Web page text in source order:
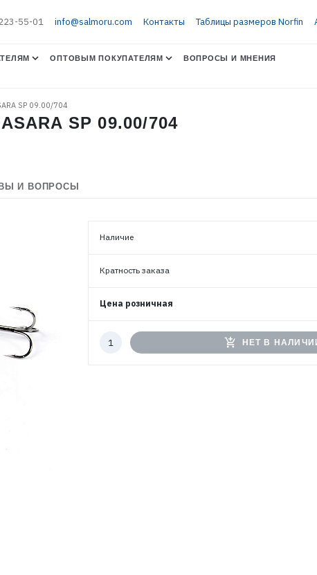
55-01 info@salmoru.com Контакты Таблицы размеров Norfin
ОПТОВЫМ ПОКУПАТЕЛЯМ
ВОПРОСЫ И МНЕНИЯ
SP 09.00/704
SP 09.00/704
И ВОПРОСЫ
Наличие
Кратность заказа
Цена розничная
Количество
add_shopping_cart НЕТ В